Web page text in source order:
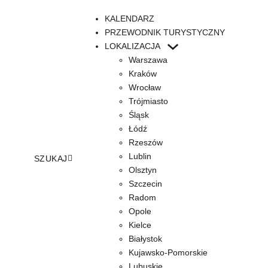
SZUKAJ
KALENDARZ
PRZEWODNIK TURYSTYCZNY
LOKALIZACJA
Warszawa
Kraków
Wrocław
Trójmiasto
Śląsk
Łódź
Rzeszów
Lublin
Olsztyn
Szczecin
Radom
Opole
Kielce
Białystok
Kujawsko-Pomorskie